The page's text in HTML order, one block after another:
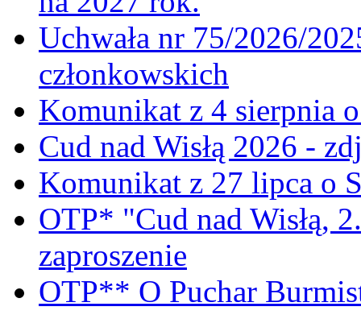
Uchwała nr 75/2026/
członkowskich
Komunikat z 4 sierpnia
Cud nad Wisłą 2026 -
Komunikat z 27 lipca o
OTP* "Cud nad Wisłą,
zaproszenie
OTP** O Puchar